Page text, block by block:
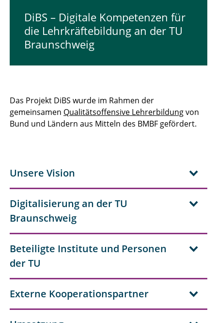
DiBS – Digitale Kompetenzen für
die Lehrkräftebildung an der TU
Braunschweig
Das Projekt DiBS wurde im Rahmen der
gemeinsamen Qualitätsoffensive Lehrerbildungvon
Bund und Ländern aus Mitteln des BMBF gefördert.
Unsere Vision
Digitalisierung an der TU
Braunschweig
Beteiligte Institute und Personen
der TU
Externe Kooperationspartner